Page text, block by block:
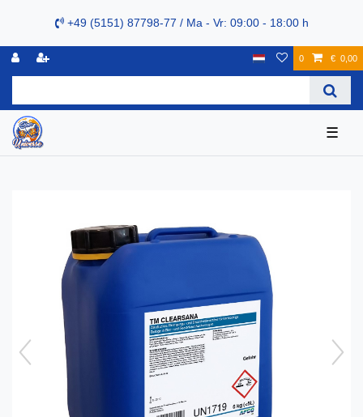
+49 (5151) 87798-77 / Ma - Vr: 09:00 - 18:00 h
0 € 0,00
☰